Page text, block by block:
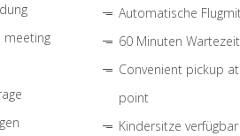
meeting
Automatische
60 Minuten
Convenient pickup
point
Kindersitze